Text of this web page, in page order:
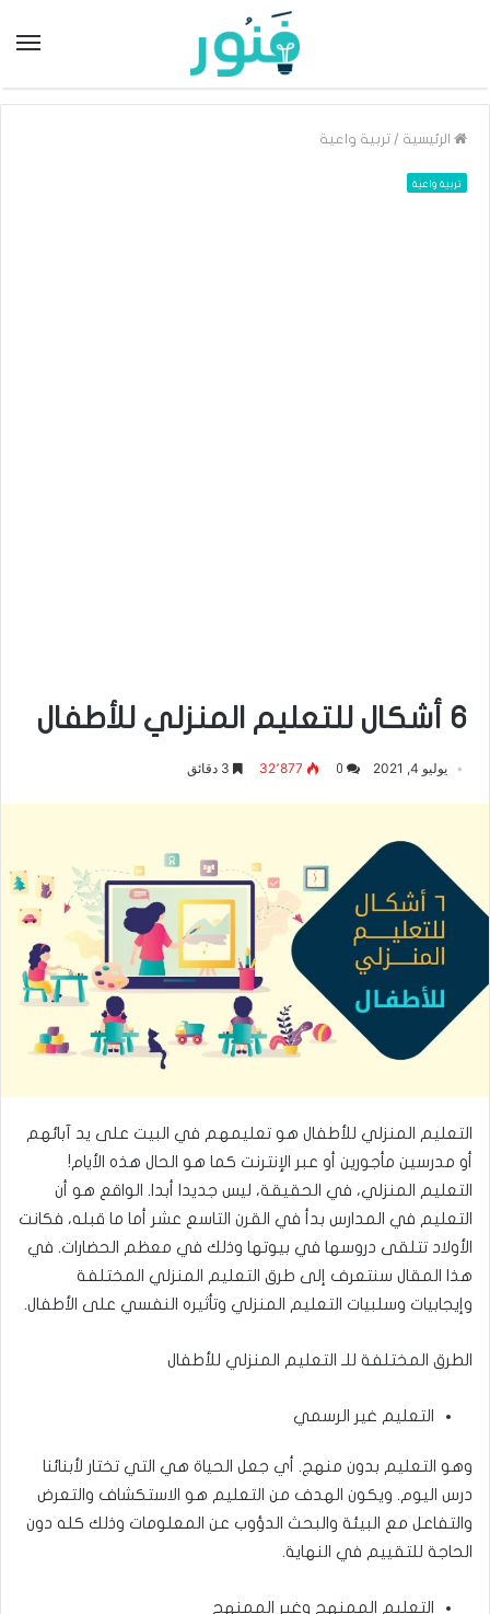
الرئيسية / تربية واعية
تربية واعية
6 أشكال للتعليم المنزلي للأطفال
يوليو 4, 2021 32٬877
التعليم المنزلي للأطفال هو تعليمهم في البيت على يد آبائهم
أو مدرسين مأجورين أو عبر الإنترنت كما هو الحال هذه الأيام!
التعليم المنزلي، في الحقيقة، ليس جديدا أبدا. الواقع هو أن
التعليم في المدارس بدأ في القرن التاسع عشر أما ما قبله، فكانت
الأولاد تتلقى دروسها في بيوتها وذلك في معظم الحضارات. في
هذا المقال سنتعرف إلى طرق التعليم المنزلي المختلفة
وإيجابيات وسلبيات التعليم المنزلي وتأثيره النفسي على الأطفال.
الطرق المختلفة للـ التعليم المنزلي للأطفال
التعليم غير الرسمي
وهو التعليم بدون منهج. أي جعل الحياة هي التي تختار لأبنائنا
درس اليوم. ويكون الهدف من التعليم هو الاستكشاف والتعرض
والتفاعل مع البيئة والبحث الدؤوب عن المعلومات وذلك كله دون
الحاجة للتقييم في النهاية.
التعليم الممنهج وغير الممنهج